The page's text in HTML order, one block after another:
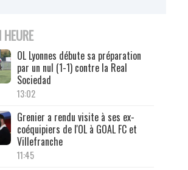
HEURE
OL Lyonnes débute sa préparation
par un nul (1-1) contre la Real
Sociedad
13:02
Grenier a rendu visite à ses ex-
coéquipiers de l'OL à GOAL FC et
Villefranche
11:45